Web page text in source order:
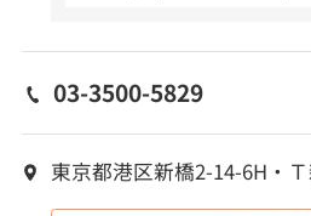
03-3500-5829
東京都港区新橋2-14-6H・